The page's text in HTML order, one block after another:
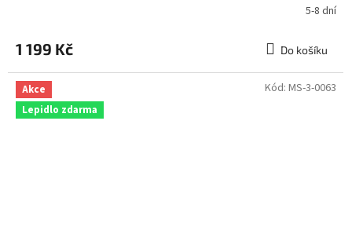
5-8 dní
1 199 Kč Do košíku
Akce
Lepidlo zdarma
Kód: MS-3-0063